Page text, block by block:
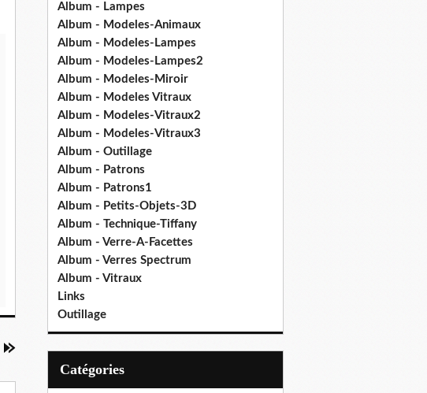
Album - Lampes
Album - Modeles-Animaux
Album - Modeles-Lampes
Album - Modeles-Lampes2
Album - Modeles-Miroir
Album - Modeles Vitraux
Album - Modeles-Vitraux2
Album - Modeles-Vitraux3
Album - Outillage
Album - Patrons
Album - Patrons1
Album - Petits-Objets-3D
Album - Technique-Tiffany
Album - Verre-A-Facettes
Album - Verres Spectrum
Album - Vitraux
Links
Outillage
Catégories